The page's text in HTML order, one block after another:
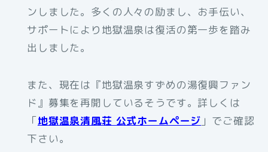
ンしました。多くの人々の励まし、お手伝い、
サポートにより地獄温泉は復活の第一歩を踏み
出しました。
また、現在は『地獄温泉すずめの湯復興ファン
ド』募集を再開しているそうです。詳しくは
「地獄温泉清風荘 公式ホームページ 」でご確認
下さい。